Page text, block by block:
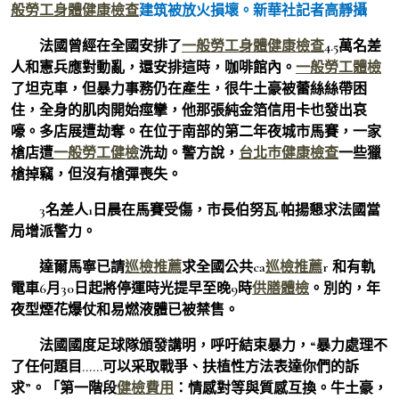
般勞工身體健康檢查建筑被放火損壞。 新華社記者高靜攝
法國曾經在全國安排了一般勞工身體健康檢查4.5萬名差
人和憲兵應對動亂，還安排這時，咖啡館內。 一般勞工體檢
了坦克車，但暴力事務仍在產生，很牛土豪被蕾絲絲帶困
住，全身的肌肉開始痙攣，他那張純金箔信用卡也發出哀
嚎。多店展遭劫奪。在位于南部的第二年夜城市馬賽，一家
槍店遭一般勞工健檢洗劫。警方說， 台北巿健康檢查一些獵
槍掉竊，但沒有槍彈喪失。
3名差人1日晨在馬賽受傷，市長伯努瓦·帕揚懇求法國當
局增派警力。
達爾馬寧已請巡檢推薦求全國公共ca巡檢推薦r 和有軌
電車6月30日起將停運時光提早至晚9時供膳體檢 。別的，年
夜型煙花爆仗和易燃液體已被禁售。
法國國度足球隊頒發講明，呼吁結束暴力，“暴力處理不
了任何題目……可以采取戰爭、扶植性方法表達你們的訴
求”。「第一階段健檢費用 ：情感對等與質感互換。牛土豪，